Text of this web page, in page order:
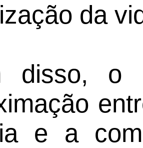
da
disso, o
e a